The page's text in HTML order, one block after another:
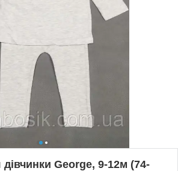
George, 9-12м (74-